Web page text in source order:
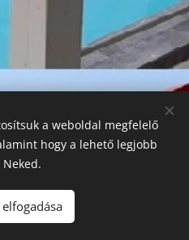
a weboldal megfelelő
hogy a lehető legjobb